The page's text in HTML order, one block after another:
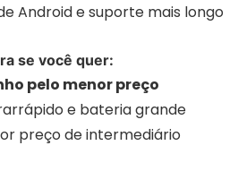
Android e suporte mais longo
se você quer:
pelo menor preço
e bateria grande
preço de intermediário